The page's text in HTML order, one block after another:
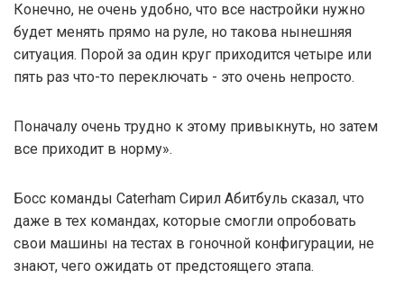
Конечно, не очень удобно, что все настройки нужно
будет менять прямо на руле, но такова нынешняя
ситуация. Порой за один круг приходится четыре или
пять раз что-то переключать - это очень непросто.
Поначалу очень трудно к этому привыкнуть, но затем
все приходит в норму».
Босс команды Caterham Сирил Абитбуль сказал, что
даже в тех командах, которые смогли опробовать
свои машины на тестах в гоночной конфигурации, не
знают, чего ожидать от предстоящего этапа.